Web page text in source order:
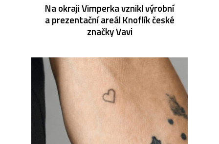
Na okraji Vimperka vznikl výrobní
a prezentační areál Knoflík české
značky Vavi